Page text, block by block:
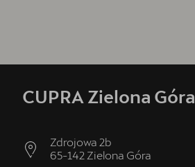
CUPRA Zielona Góra
Zdrojowa 2b
65-142 Zielona Góra